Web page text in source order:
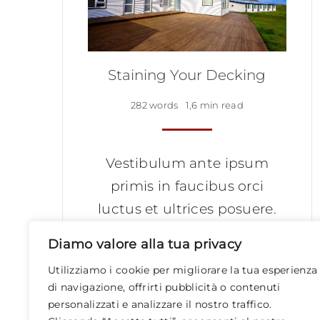
Diamo valore alla tua privacy
Utilizziamo i cookie per migliorare la tua esperienza
di navigazione, offrirti pubblicità o contenuti
personalizzati e analizzare il nostro traffico.
Staining Your Decking
282 words 1,6 min read
Vestibulum ante ipsum
primis in faucibus orci
luctus et ultrices posuere.
Read More